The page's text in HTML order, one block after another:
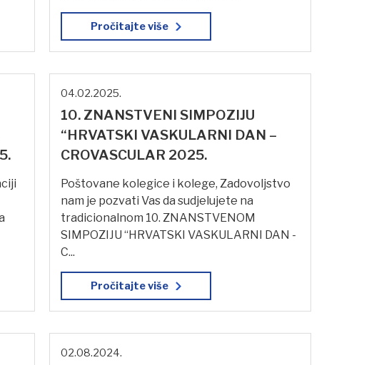
Pročitajte više
04.02.2025.
10. ZNANSTVENI SIMPOZIJU
“HRVATSKI VASKULARNI DAN –
CROVASCULAR 2025.
Poštovane kolegice i kolege, Zadovoljstvo
nam je pozvati Vas da sudjelujete na
tradicionalnom 10. ZNANSTVENOM
SIMPOZIJU “HRVATSKI VASKULARNI DAN -
C...
Pročitajte više
02.08.2024.